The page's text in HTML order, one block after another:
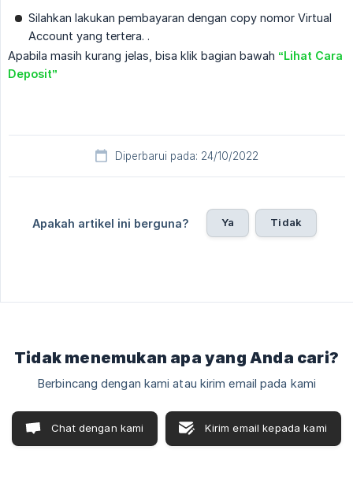
Silahkan lakukan pembayaran dengan copy nomor Virtual
Account yang tertera. .
Apabila masih kurang jelas, bisa klik bagian bawah “Lihat Cara
Deposit”
Diperbarui pada: 24/10/2022
Apakah artikel ini berguna? Ya Tidak
Tidak menemukan apa yang Anda cari?
Berbincang dengan kami atau kirim email pada kami
Chat dengan kami Kirim email kepada kami